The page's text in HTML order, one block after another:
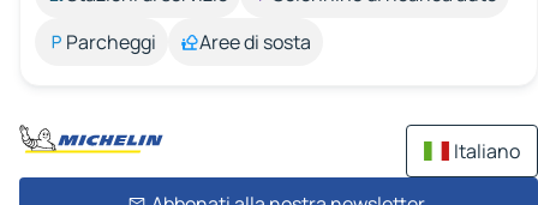
Parcheggi
Aree di sosta
Italiano